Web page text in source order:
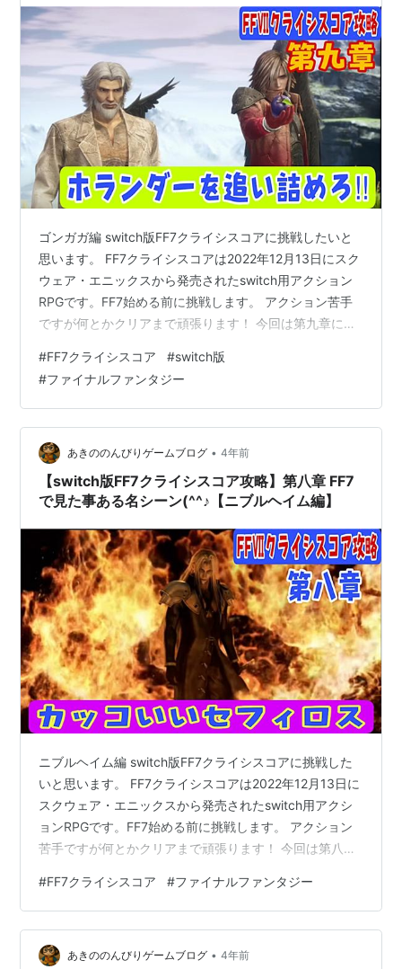
ゴンガガ編 switch版FF7クライシスコアに挑戦したいと
思います。 FF7クライシスコアは2022年12月13日にスク
ウェア・エニックスから発売されたswitch用アクション
RPGです。FF7始める前に挑戦します。 アクション苦手
ですが何とかクリアまで頑張ります！ 今回は第九章に挑
イムから脱出します。次から次へと襲ってくる敵から逃
れて到着したのは故郷のゴンガガでしたが・・・ それで
はどうぞ(^_^)/ www.youtube.com 前回の様子はこちらか
ら↓↓↓ www.youtube.com おすすめ動画はこちらから
↓↓↓ 【SFC版ドラ…
#FF7クライシスコア #switch版
#ファイナルファンタジー
あきののんびりゲームブログ • 4年前
【switch版FF7クライシスコア攻略】第八章 FF7
で見た事ある名シーン(^^♪【ニブルヘイム編】
ニブルヘイム編 switch版FF7クライシスコアに挑戦した
いと思います。 FF7クライシスコアは2022年12月13日に
スクウェア・エニックスから発売されたswitch用アクシ
ョンRPGです。FF7始める前に挑戦します。 アクション
苦手ですが何とかクリアまで頑張ります！ 今回は第八章
向かいます。クラウドも一緒にニブルヘイムに到着する
と見た事のあるシーンが(^^♪ それではどうぞ(^_^)/
www.youtube.com 前回の様子はこちらから↓↓↓
www.youtube.com おすすめ動画はこちらから↓↓↓
#FF7クライシスコア #ファイナルファンタジー
あきののんびりゲームブログ • 4年前